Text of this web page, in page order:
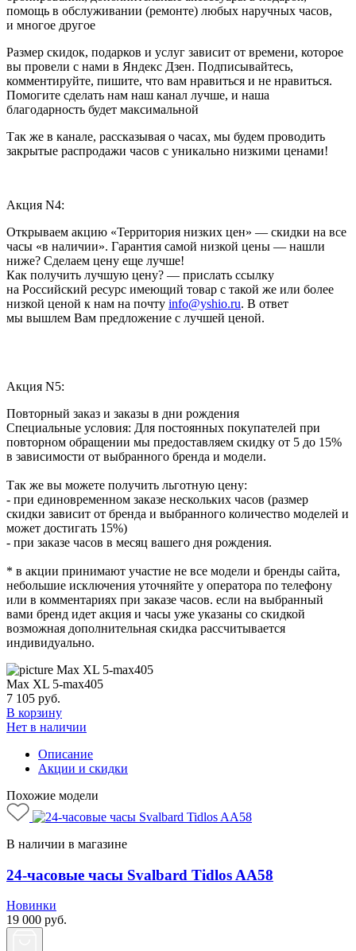
помощь в обслуживании (ремонте) любых наручных часов,
и многое другое
Размер скидок, подарков и услуг зависит от времени, которое
вы провели с нами в Яндекс Дзен. Подписывайтесь,
комментируйте, пишите, что вам нравиться и не нравиться.
Помогите сделать нам наш канал лучше, и наша
благодарность будет максимальной
Так же в канале, рассказывая о часах, мы будем проводить
закрытые распродажи часов с уникально низкими ценами!
Акция N4:
Открываем акцию «Территория низких цен» — скидки на все
часы «в наличии». Гарантия самой низкой цены — нашли
ниже? Сделаем цену еще лучше!
Как получить лучшую цену? — прислать ссылку
на Российский ресурс имеющий товар с такой же или более
низкой ценой к нам на почту info@yshio.ru. В ответ
мы вышлем Вам предложение с лучшей ценой.
Акция N5:
Повторный заказ и заказы в дни рождения
Специальные условия: Для постоянных покупателей при
повторном обращении мы предоставляем скидку от 5 до 15%
в зависимости от выбранного бренда и модели.
Так же вы можете получить льготную цену:
- при единовременном заказе нескольких часов (размер
скидки зависит от бренда и выбранного количество моделей и
может достигать 15%)
- при заказе часов в месяц вашего дня рождения.
* в акции принимают участие не все модели и бренды сайта,
небольшие исключения уточняйте у оператора по телефону
или в комментариях при заказе часов. если на выбранный
вами бренд идет акция и часы уже указаны со скидкой
возможная дополнительная скидка рассчитывается
индивидуально.
Max XL 5-max405
7 105 руб.
В корзину
Нет в наличии
Описание
Акции и скидки
Похожие модели
В наличии в магазине
24-часовые часы Svalbard Tidlos AA58
Новинки
19 000 руб.